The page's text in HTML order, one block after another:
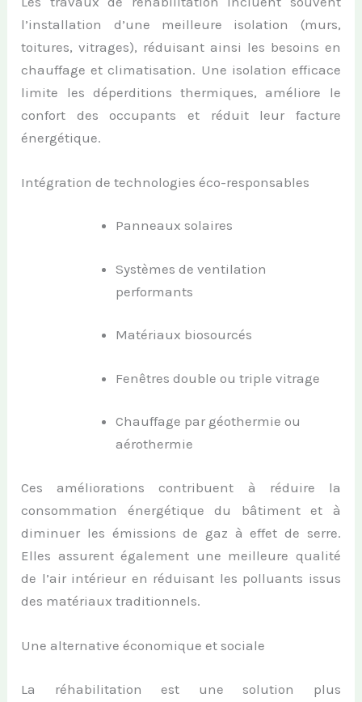
l’installation d’une meilleure isolation (murs,
toitures, vitrages), réduisant ainsi les besoins en
chauffage et climatisation. Une isolation efficace
limite les déperditions thermiques, améliore le
confort des occupants et réduit leur facture
énergétique.
Intégration de technologies éco-responsables
Panneaux solaires
Systèmes de ventilation
performants
Matériaux biosourcés
Fenêtres double ou triple vitrage
Chauffage par géothermie ou
aérothermie
Ces améliorations contribuent à réduire la
consommation énergétique du bâtiment et à
diminuer les émissions de gaz à effet de serre.
Elles assurent également une meilleure qualité
de l’air intérieur en réduisant les polluants issus
des matériaux traditionnels.
Une alternative économique et sociale
La réhabilitation est une solution plus